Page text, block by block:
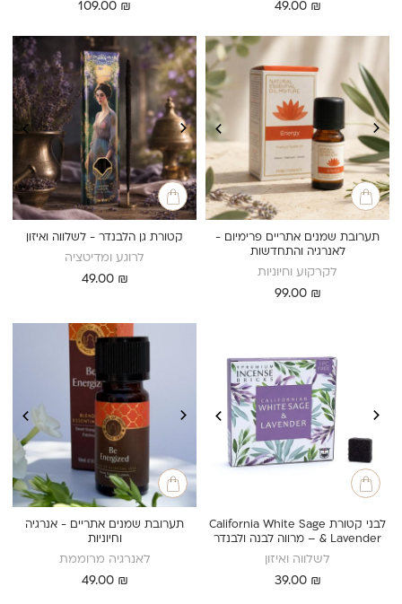
49.00 ₪
109.00 ₪
תערובת שמנים אתריים פרימיום -
לאנרגיה והתחדשות
לקרקוע וחיוניות
99.00 ₪
קטורת גן הלבנדר - לשלווה ואיזון
לרוגע ומדיטציה
49.00 ₪
לבני קטורת California White Sage
& Lavender – מרווה לבנה ולבנדר
לשלווה ואיזון
39.00 ₪
תערובת שמנים אתריים - אנרגיה
וחיוניות
לאנרגיה מרוממת
49.00 ₪